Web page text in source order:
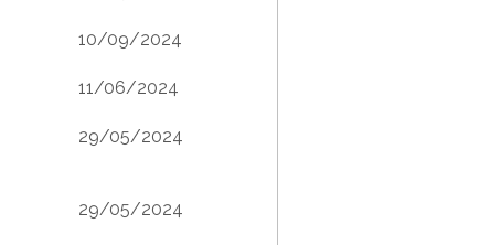
10/09/2024
11/06/2024
29/05/2024
29/05/2024